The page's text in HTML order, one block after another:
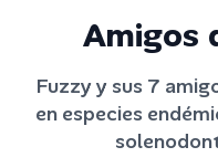
Amigos
Fuzzy y sus 7
en especies